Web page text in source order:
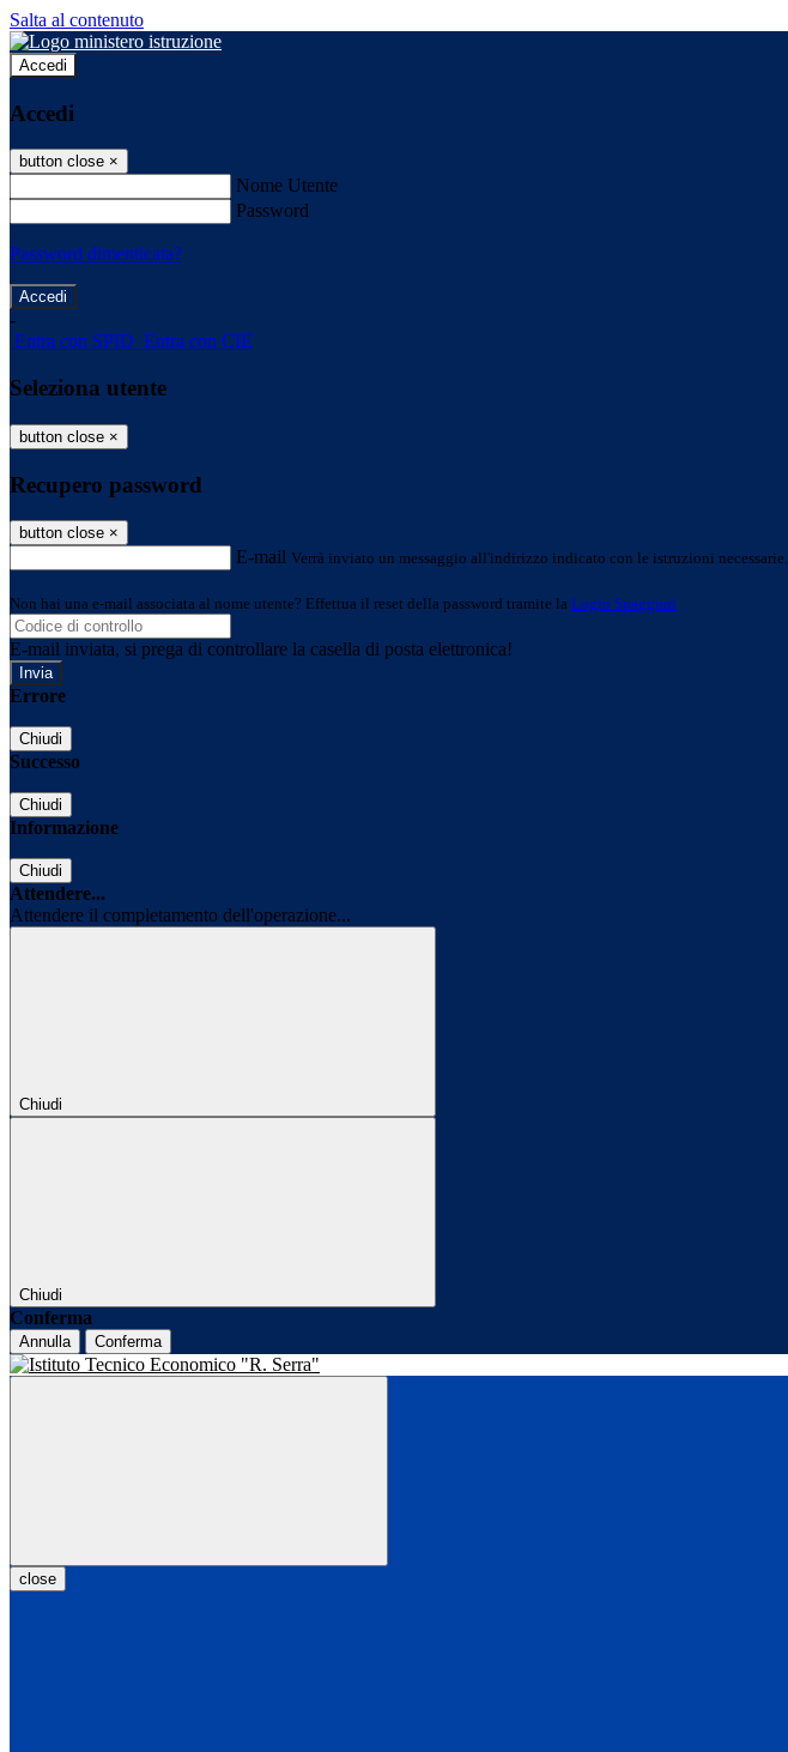
Salta al contenuto
Accedi
Accedi
button close ×
Nome Utente
Password
Password dimenticata?
-
Entra con SPID Entra con CIE
Seleziona utente
button close ×
Recupero password
button close ×
E-mail Verrà inviato un messaggio all'indirizzo indicato con le istruzioni necessarie.
Non hai una e-mail associata al nome utente? Effettua il reset della password tramite la Login Spaggiari
E-mail inviata, si prega di controllare la casella di posta elettronica!
Errore
Chiudi
Successo
Chiudi
Informazione
Chiudi
Attendere...
Attendere il completamento dell'operazione...
Chiudi
Chiudi
Conferma
Annulla Conferma
close